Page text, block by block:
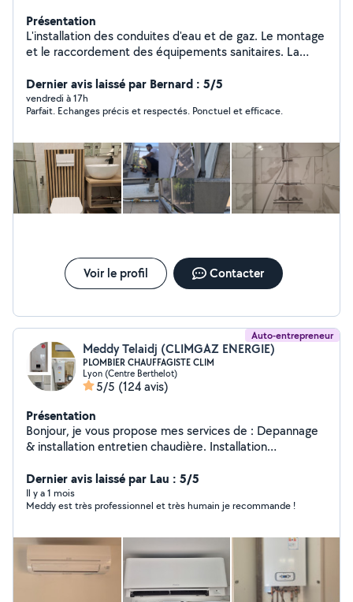
Présentation
L'installation des conduites d'eau et de gaz. Le montage
et le raccordement des équipements sanitaires. La
installations pour assurer leur bon fonctionnement. Le
respect des normes de sécurité et d'hygiène.
Dernier avis laissé par Bernard : 5/5
vendredi à 17h
Parfait. Echanges précis et respectés. Ponctuel et efficace.
Voir le profil Contacter
Auto-entrepreneur
Meddy Telaidj (CLIMGAZ ENERGIE)
PLOMBIER CHAUFFAGISTE CLIM
Lyon (Centre Berthelot)
5/5 (124 avis)
Présentation
Bonjour, je vous propose mes services de : Depannage
& installation entretien chaudière. Installation
&installation sanitaire chauffage. Desembouage
radiateur plancher chauffant. Installation et mise en
service CLIMATISATION Robineterie cumulus
gratuit. TEL :O7 83 05 40 37
Dernier avis laissé par Lau : 5/5
Il y a 1 mois
Meddy est très professionnel et très humain je recommande !